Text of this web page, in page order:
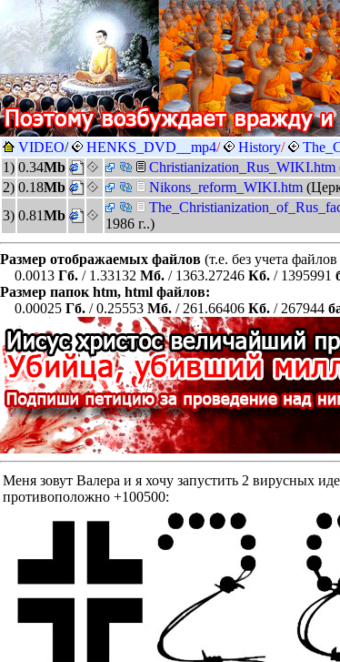
VIDEO/ HENKS_DVD__mp4/ History/
1) 0.34Mb Christianization_Rus_WIKI.htm
2) 0.18Mb Nikons_reform_WIKI.htm
3) 0.81Mb
1986 г..)
Размер отображаемых файлов (т.е. без учета
0.0013 Гб. / 1.33132 Мб. / 1363.27246 Кб. / 1395991
Размер папок htm, html файлов:
0.00025 Гб. / 0.25553 Мб. / 261.66406 Кб. / 267944
Меня зовут Валера и я хочу запустить 2
противоположно +100500: